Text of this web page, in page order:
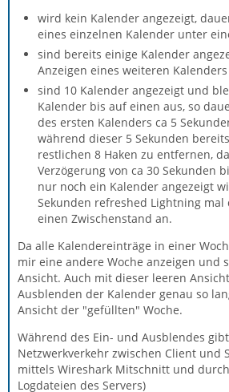
wird kein Kalender angezeigt,
eines einzelnen Kalender unter
sind bereits einige Kalender
Anzeigen eines weiteren
sind 10 Kalender angezeigt und
Kalender bis auf einen aus, so
des ersten Kalenders ca 5
während dieser 5 Sekunden
restlichen 8 Haken zu entfernen,
Verzögerung von ca 30 Sekunden
nur noch ein Kalender angezeigt
Sekunden refreshed Lightning
einen Zwischenstand an.
Da alle Kalendereinträge in einer
mir eine andere Woche anzeigen und
Ansicht. Auch mit dieser leeren
Ausblenden der Kalender genau so
Ansicht der "gefüllten" Woche.
Während des Ein- und Ausblendes
Netzwerkverkehr zwischen Client und
mittels Wireshark Mitschnitt und
Logdateien des Servers)